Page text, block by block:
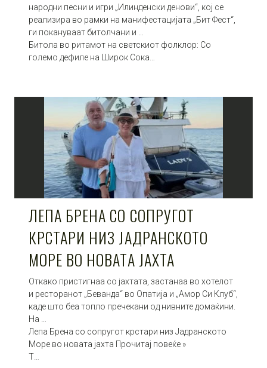
народни песни и игри „Илинденски денови“, кој се
реализира во рамки на манифестацијата „Бит Фест“,
ги покануваат битолчани и …
Битола во ритамот на светскиот фолклор: Со
големо дефиле на Широк Сока…
ЛЕПА БРЕНА СО СОПРУГОТ
КРСТАРИ НИЗ ЈАДРАНСКОТО
МОРЕ ВО НОВАТА ЈАХТА
Откако пристигнаа со јахтата, застанаа во хотелот
и ресторанот „Беванда“ во Опатија и „Амор Си Клуб“,
каде што беа топло пречекани од нивните домаќини.
На …
Лепа Брена со сопругот крстари низ Јадранското
Море во новата јахта Прочитај повеќе »
Т…